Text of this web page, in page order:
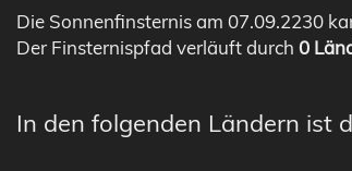
Die Sonnenfinsternis am 07.09.2230
Der Finsternispfad verläuft durch 0
In den folgenden Ländern ist